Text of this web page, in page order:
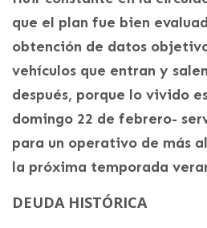
que el plan fue bien
obtención de datos
vehículos que entran y
después, porque lo vivido
domingo 22 de febrero-
para un operativo de más
la próxima temporada
DEUDA HISTÓRICA